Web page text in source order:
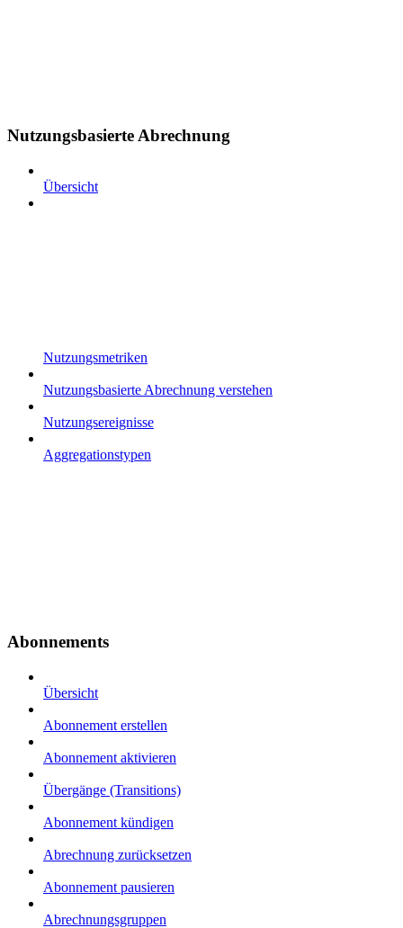
Nutzungsbasierte Abrechnung
Übersicht
Nutzungsmetriken
Nutzungsbasierte Abrechnung verstehen
Nutzungsereignisse
Aggregationstypen
Abonnements
Übersicht
Abonnement erstellen
Abonnement aktivieren
Übergänge (Transitions)
Abonnement kündigen
Abrechnung zurücksetzen
Abonnement pausieren
Abrechnungsgruppen